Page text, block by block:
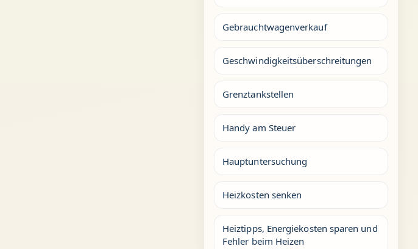
Gebrauchtwagenverkauf
Geschwindigkeitsüberschreitungen
Grenztankstellen
Handy am Steuer
Hauptuntersuchung
Heizkosten senken
Heiztipps, Energiekosten sparen und
Fehler beim Heizen